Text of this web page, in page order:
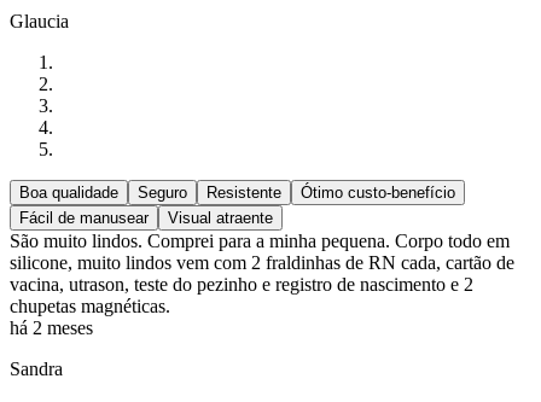
Glaucia
Boa qualidade Seguro Resistente
Ótimo custo-benefício
Fácil de manusear
Visual atraente
São muito lindos. Comprei para a minha pequena. Corpo todo em
silicone, muito lindos vem com 2 fraldinhas de RN cada, cartão de
vacina, utrason, teste do pezinho e registro de nascimento e 2
chupetas magnéticas.
há 2 meses
Sandra